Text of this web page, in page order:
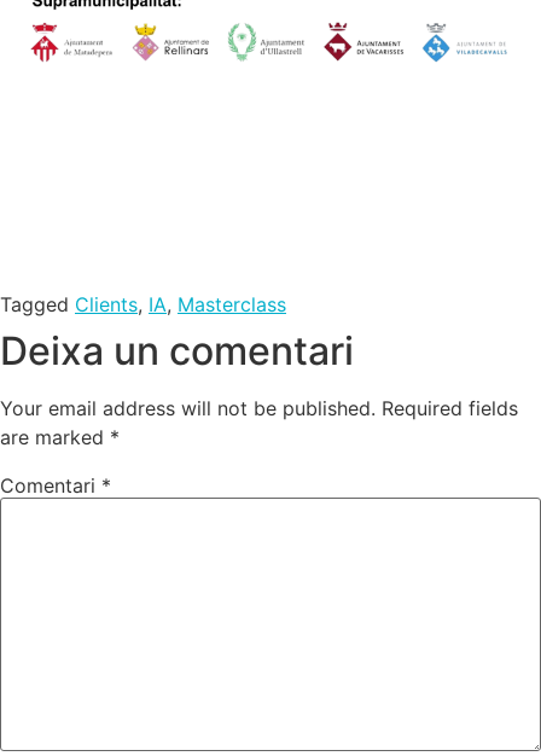
Tagged Clients, IA, Masterclass
Deixa un comentari
Your email address will not be published. Required fields
are marked *
Comentari *